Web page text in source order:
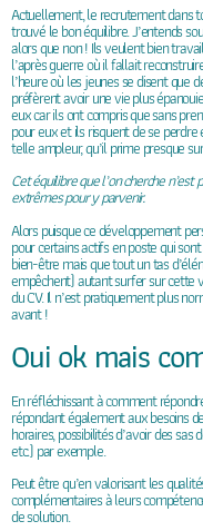
Actuellement, le recrutement dans
trouvé le bon équilibre. J’entends
alors que non ! Ils veulent bien
l’après guerre où il fallait
l’heure où les jeunes se disent que
préfèrent avoir une vie plus
eux car ils ont compris que sans
pour eux et ils risquent de se
telle ampleur, qu’il prime presque
Cet équilibre que l’on cherche
extrêmes pour y parvenir.
Alors puisque ce développement
pour certains actifs en poste qui
bien-être mais que tout un tas
empêchent) autant surfer sur cette
du CV. Il n’est pratiquement plus
avant !
Oui ok mais
En réfléchissant à comment
répondant également aux besoins
horaires, possibilités d’avoir des
etc.) par exemple.
Peut être qu’en valorisant les
complémentaires à leurs
de solution.